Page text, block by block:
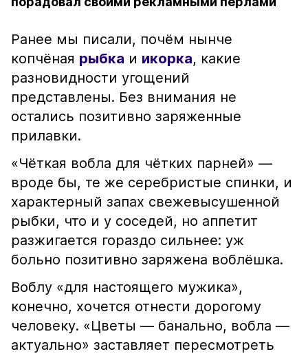
Ранее мы писали, почём нынче
копчёная рыбка и икорка, какие
разновидности угощений
представлены. Без внимания не
остались позитивно заряженные
прилавки.
«Чёткая вобла для чётких парней» —
вроде бы, те же серебристые спинки, и
характерный запах свежевысушенной
рыбки, что и у соседей, но аппетит
разжигается гораздо сильнее: уж
больно позитивно заряжена воблёшка.
Воблу «для настоящего мужика»,
конечно, хочется отнести дорогому
человеку. «Цветы — банально, вобла —
актуально» заставляет пересмотреть